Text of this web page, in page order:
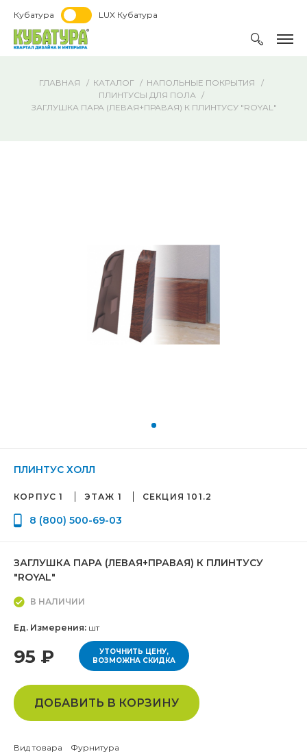
Кубатура LUX Кубатура
ГЛАВНАЯ КАТАЛОГ
НАПОЛЬНЫЕ ПОКРЫТИЯ
ПЛИНТУСЫ ДЛЯ ПОЛА
ЗАГЛУШКА ПАРА (ЛЕВАЯ+ПРАВАЯ) К ПЛИНТУСУ "ROYAL"
ПЛИНТУС ХОЛЛ
КОРПУС 1 ЭТАЖ 1 СЕКЦИЯ 101.2
8 (800) 500-69-03
ЗАГЛУШКА ПАРА (ЛЕВАЯ+ПРАВАЯ) К ПЛИНТУСУ
"ROYAL"
В НАЛИЧИИ
Ед. Измерения: шт
95 ₽
УТОЧНИТЬ ЦЕНУ,
ВОЗМОЖНА СКИДКА
ДОБАВИТЬ В КОРЗИНУ
Вид товара Фурнитура